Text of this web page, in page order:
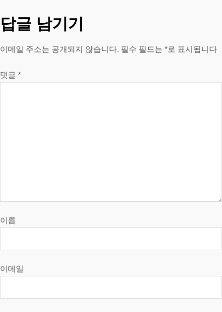
색
답글 남기기
이메일 주소는 공개되지 않습니다. 필수 필드는 *로 표시됩니다
댓글 *
이름
이메일